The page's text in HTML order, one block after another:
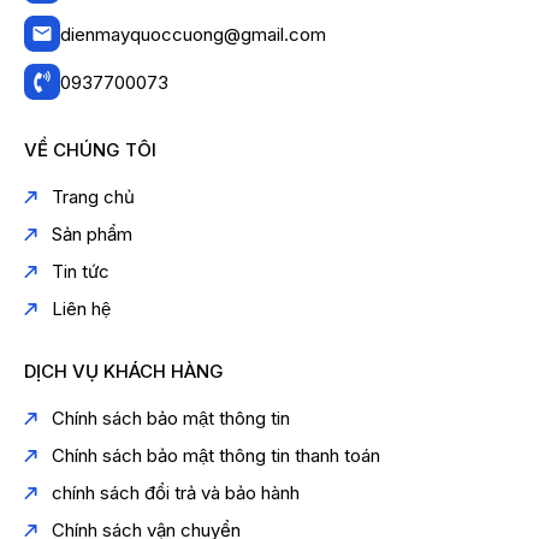
dienmayquoccuong@gmail.com
0937700073
VỀ CHÚNG TÔI
Trang chủ
Sản phẩm
Tin tức
Liên hệ
DỊCH VỤ KHÁCH HÀNG
Chính sách bảo mật thông tin
Chính sách bảo mật thông tin thanh toán
chính sách đổi trả và bảo hành
Chính sách vận chuyển